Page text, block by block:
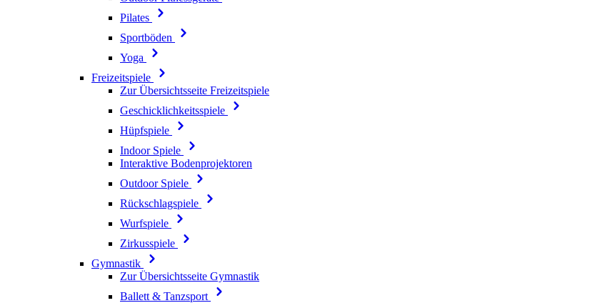
Pilates
Sportböden
Yoga
Freizeitspiele
Zur Übersichtsseite Freizeitspiele
Geschicklichkeitsspiele
Hüpfspiele
Indoor Spiele
Interaktive Bodenprojektoren
Outdoor Spiele
Rückschlagspiele
Wurfspiele
Zirkusspiele
Gymnastik
Zur Übersichtsseite Gymnastik
Ballett & Tanzsport